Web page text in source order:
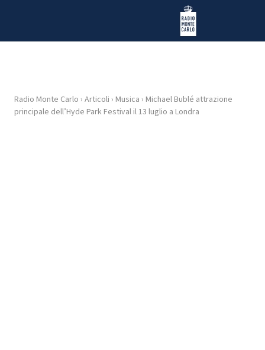
Radio Monte Carlo
HOME
Radio Monte Carlo › Articoli › Musica › Michael Bublé attrazione
principale dell’Hyde Park Festival il 13 luglio a Londra